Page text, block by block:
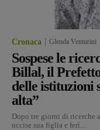
Cronaca Glenda Venturini
Sospese le
Billal, il
delle istituzioni
alta”
Dopo tre giorni di ricerche
uccise sua figlia e ferì...